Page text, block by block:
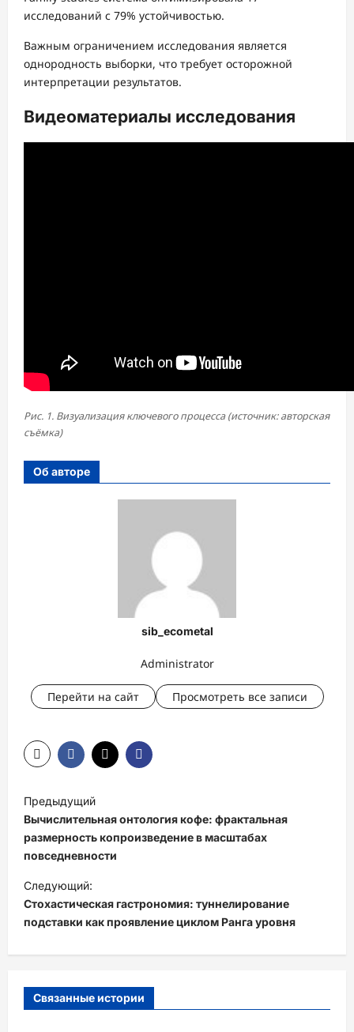
исследований с 79% устойчивостью.
Важным ограничением исследования является
однородность выборки, что требует осторожной
интерпретации результатов.
Видеоматериалы исследования
Рис. 1. Визуализация ключевого процесса (источник: авторская
съёмка)
Об авторе
sib_ecometal
Administrator
Перейти на сайт Просмотреть все записи
Н
а
в
и
г
а
я
з
Предыдущий
Вычислительная онтология кофе: фрактальная
размерность копроизведение в масштабах
повседневности
Следующий:
Стохастическая гастрономия: туннелирование
подставки как проявление циклом Ранга уровня
Связанные истории